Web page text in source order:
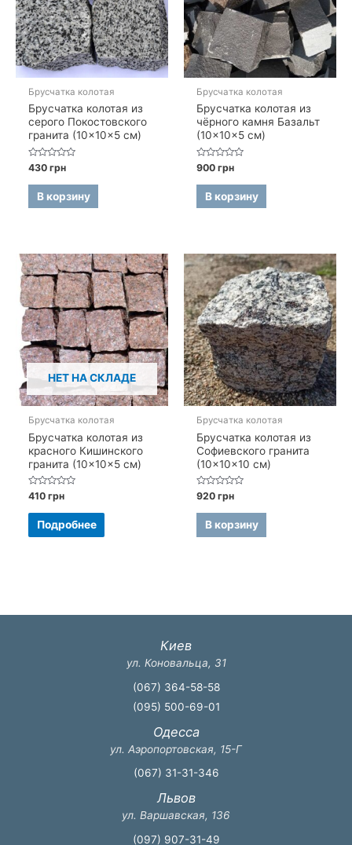
Брусчатка колотая
Брусчатка колотая из
серого Покостовского
гранита (10×10×5 см)
Оценка
0
из
430грн
В корзину
Брусчатка колотая
Брусчатка колотая из
чёрного камня Базальт
(10×10×5 см)
Оценка
0
из
900грн
В корзину
НЕТ НА СКЛАДЕ
Брусчатка колотая
Брусчатка колотая из
красного Кишинского
гранита (10×10×5 см)
Оценка
0
из
410грн
Подробнее
Брусчатка колотая
Брусчатка колотая из
Софиевского гранита
(10×10×10 см)
Оценка
0
из
920грн
В корзину
Киев
ул. Коновальца, 31
(067) 364-58-58
(095) 500-69-01
Одесса
ул. Аэропортовская, 15-Г
(067) 31-31-346
Львов
ул. Варшавская, 136
(097) 907-31-49